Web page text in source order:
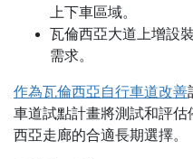
上下車區域。
瓦倫西亞大道上增設
需求。
作為瓦倫西亞自行車道改善
車道試點計畫將測試和評
西亞走廊的合適長期選擇。